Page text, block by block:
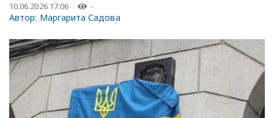
10.06.2026 17:06 -
Автор: Маргарита Садова